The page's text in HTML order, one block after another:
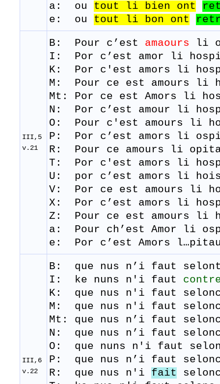
a: ou tout li bien ont
e: ou tout li bon ont
III,5
v.21
B: Pour c’est amaours li
I: Por c’est amor li
K: Por c'est amors li
M: Pour ce est amours li
Mt: Por ce est Amors li
N: Por c’est amour li
​O: Pour c'est amours li
​P: Por c’est amors li
R: Pour ce amours li
T: Por c'est amors li
U: por c’est amors li
V: Por ce est amours li
X: Por c’est amors li
Z: Pour ce est amours li
a: Pour ch’est Amor li
e: Por c’est Amors
III,6
v.22
B: que nus n’i faut
I: ke nuns n'i faut
K: que nus n'i faut selonc
M: que nus n'i faut
Mt: que nus n’i faut
N: que nus n’i faut
O: que nuns n'i faut
P: que nus n’i faut
R: que nus n'i fait